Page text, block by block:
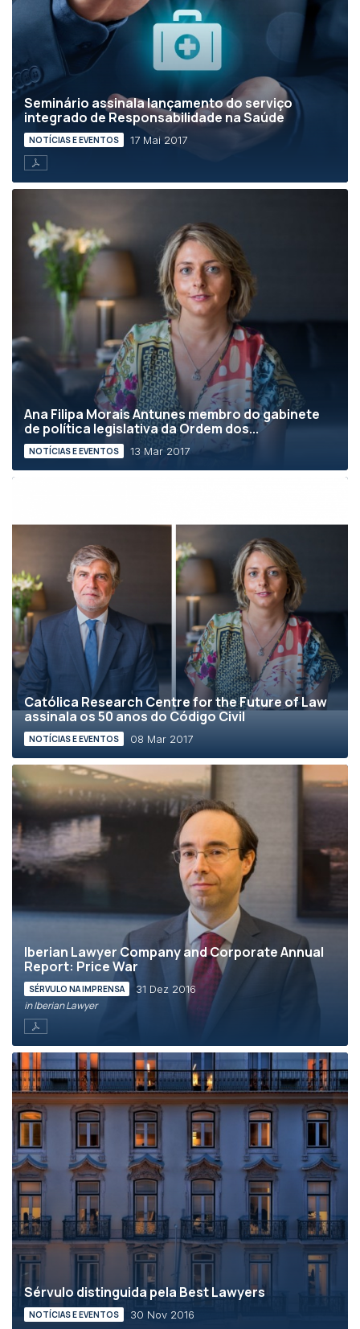
Seminário assinala lançamento do serviço
integrado de Responsabilidade na Saúde
NOTÍCIAS E EVENTOS 17 Mai 2017
Ana Filipa Morais Antunes membro do gabinete
de política legislativa da Ordem dos...
NOTÍCIAS E EVENTOS 13 Mar 2017
Católica Research Centre for the Future of Law
assinala os 50 anos do Código Civil
NOTÍCIAS E EVENTOS 08 Mar 2017
Iberian Lawyer Company and Corporate Annual
Report: Price War
SÉRVULO NA IMPRENSA 31 Dez 2016
in Iberian Lawyer
Sérvulo distinguida pela Best Lawyers
NOTÍCIAS E EVENTOS 30 Nov 2016